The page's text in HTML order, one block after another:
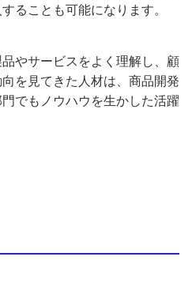
ることも可能になります。
やサービスをよく理解し、顧
を見てきた人材は、商品開発
でもノウハウを生かした活躍